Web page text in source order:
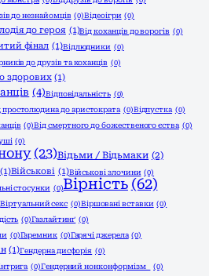
до незнайомців (0)Відеоігри (0)
до героя (1)Від коханців до ворогів (0)
фінал (1)Відлюдники (0)
до друзів та коханців (0)
здорових (1)
(4)Відповідальність (0)
простолюдина до аристократа (0)Відпустка (0)
(0)Від смертного до божественого єства (0)
(0)
(23)Відьми / Відьмаки (2)
(1)Військові (1)Військові злочини (0)
стосунки (0)Вірність (62)
Віртуальний секс (0)Віршовані вставки (0)
(0)Газлайтинґ (0)
(0)Гаремник (0)Гарячі джерела (0)
(1)Гендерна дисфорія (0)
(0)Гендерний нонконформізм
(0)